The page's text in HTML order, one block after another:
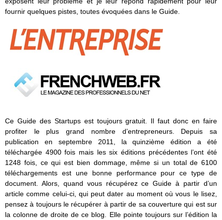
fournir quelques pistes, toutes évoquées dans le Guide.
Ce Guide des Startups est toujours gratuit. Il faut donc en faire
profiter le plus grand nombre d’entrepreneurs. Depuis sa
publication en septembre 2011, la quinzième édition a été
téléchargée 4900 fois mais les six éditions précédentes l’ont été
1248 fois, ce qui est bien dommage, même si un total de 6100
téléchargements est une bonne performance pour ce type de
document. Alors, quand vous récupérez ce Guide à partir d’un
article comme celui-ci, qui peut dater au moment où vous le lisez,
pensez à toujours le récupérer à partir de sa couverture qui est sur
la colonne de droite de ce blog. Elle pointe toujours sur l’édition la